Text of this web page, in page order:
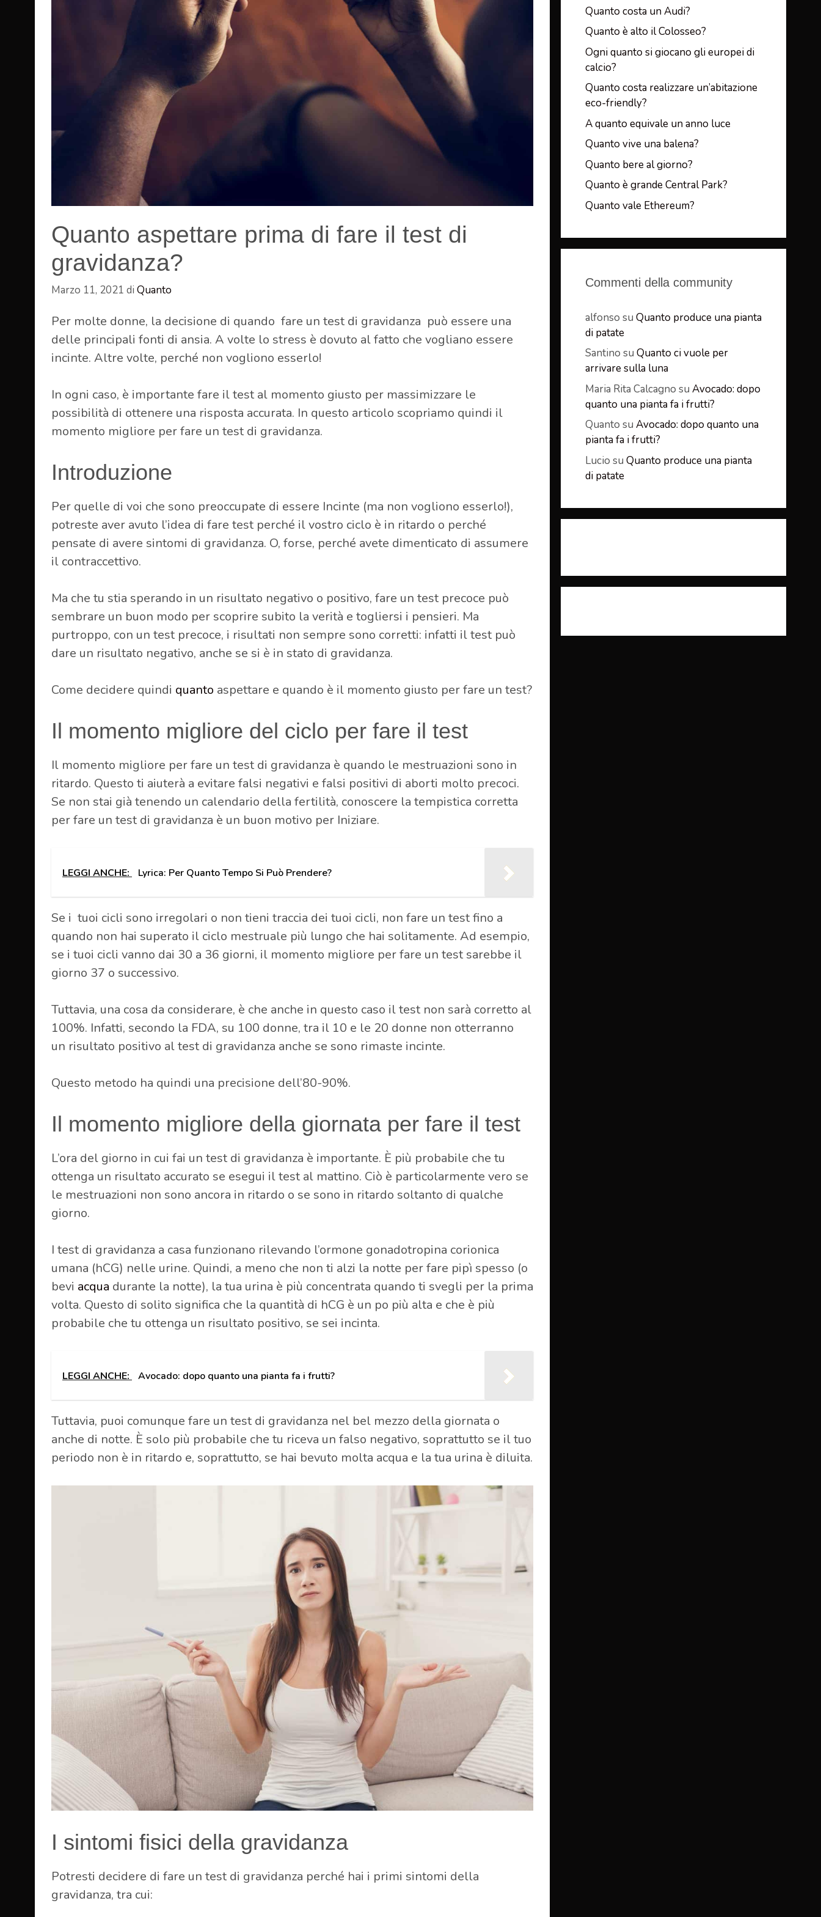
Quanto aspettare prima di fare il test di
gravidanza?
Marzo 11, 2021 di Quanto
Per molte donne, la decisione di quando fare un test di gravidanza può essere una
delle principali fonti di ansia. A volte lo stress è dovuto al fatto che vogliano essere
incinte. Altre volte, perché non vogliono esserlo!
In ogni caso, è importante fare il test al momento giusto per massimizzare le
possibilità di ottenere una risposta accurata. In questo articolo scopriamo quindi il
momento migliore per fare un test di gravidanza.
Introduzione
Per quelle di voi che sono preoccupate di essere Incinte (ma non vogliono esserlo!),
potreste aver avuto l’idea di fare test perché il vostro ciclo è in ritardo o perché
pensate di avere sintomi di gravidanza. O, forse, perché avete dimenticato di assumere
il contraccettivo.
Ma che tu stia sperando in un risultato negativo o positivo, fare un test precoce può
sembrare un buon modo per scoprire subito la verità e togliersi i pensieri. Ma
purtroppo, con un test precoce, i risultati non sempre sono corretti: infatti il test può
dare un risultato negativo, anche se si è in stato di gravidanza.
Come decidere quindi quanto aspettare e quando è il momento giusto per fare un test?
Il momento migliore del ciclo per fare il test
Il momento migliore per fare un test di gravidanza è quando le mestruazioni sono in
ritardo. Questo ti aiuterà a evitare falsi negativi e falsi positivi di aborti molto precoci.
Se non stai già tenendo un calendario della fertilità, conoscere la tempistica corretta
per fare un test di gravidanza è un buon motivo per Iniziare.
LEGGI ANCHE: Lyrica: Per Quanto Tempo Si Può Prendere?
Se i tuoi cicli sono irregolari o non tieni traccia dei tuoi cicli, non fare un test fino a
quando non hai superato il ciclo mestruale più lungo che hai solitamente. Ad esempio,
se i tuoi cicli vanno dai 30 a 36 giorni, il momento migliore per fare un test sarebbe il
giorno 37 o successivo.
Tuttavia, una cosa da considerare, è che anche in questo caso il test non sarà corretto al
100%. Infatti, secondo la FDA, su 100 donne, tra il 10 e le 20 donne non otterranno
un risultato positivo al test di gravidanza anche se sono rimaste incinte.
Questo metodo ha quindi una precisione dell’80-90%.
Il momento migliore della giornata per fare il test
L’ora del giorno in cui fai un test di gravidanza è importante. È più probabile che tu
ottenga un risultato accurato se esegui il test al mattino. Ciò è particolarmente vero se
le mestruazioni non sono ancora in ritardo o se sono in ritardo soltanto di qualche
giorno.
I test di gravidanza a casa funzionano rilevando l’ormone gonadotropina corionica
umana (hCG) nelle urine. Quindi, a meno che non ti alzi la notte per fare pipì spesso (o
bevi acqua durante la notte), la tua urina è più concentrata quando ti svegli per la prima
volta. Questo di solito significa che la quantità di hCG è un po più alta e che è più
probabile che tu ottenga un risultato positivo, se sei incinta.
LEGGI ANCHE: Avocado: dopo quanto una pianta fa i frutti?
Tuttavia, puoi comunque fare un test di gravidanza nel bel mezzo della giornata o
anche di notte. È solo più probabile che tu riceva un falso negativo, soprattutto se il tuo
periodo non è in ritardo e, soprattutto, se hai bevuto molta acqua e la tua urina è diluita.
I sintomi fisici della gravidanza
Potresti decidere di fare un test di gravidanza perché hai i primi sintomi della
gravidanza, tra cui:
Quanto costa un Audi?
Quanto è alto il Colosseo?
Ogni quanto si giocano gli europei di
calcio?
Quanto costa realizzare un’abitazione
eco-friendly?
A quanto equivale un anno luce
Quanto vive una balena?
Quanto bere al giorno?
Quanto è grande Central Park?
Quanto vale Ethereum?
Commenti della community
alfonso su Quanto produce una pianta
di patate
Santino su Quanto ci vuole per
arrivare sulla luna
Maria Rita Calcagno su Avocado: dopo
quanto una pianta fa i frutti?
Quanto su Avocado: dopo quanto una
pianta fa i frutti?
Lucio su Quanto produce una pianta
di patate